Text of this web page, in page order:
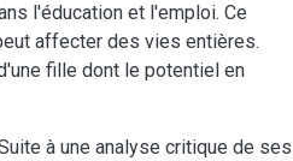
l'éducation et l'emploi. Ce
affecter des vies entières.
fille dont le potentiel en
à une analyse critique de ses